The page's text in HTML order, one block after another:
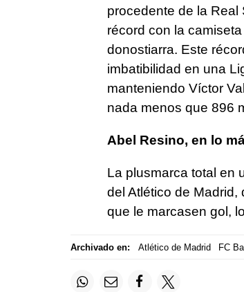
procedente de la Real
récord con la
donostiarra. Este
imbatibilidad en una
manteniendo Víctor
nada menos que 896
Abel Resino, en lo
La plusmarca total en
del Atlético de
que le marcasen gol,
Archivado en: Atlético de Madrid FC